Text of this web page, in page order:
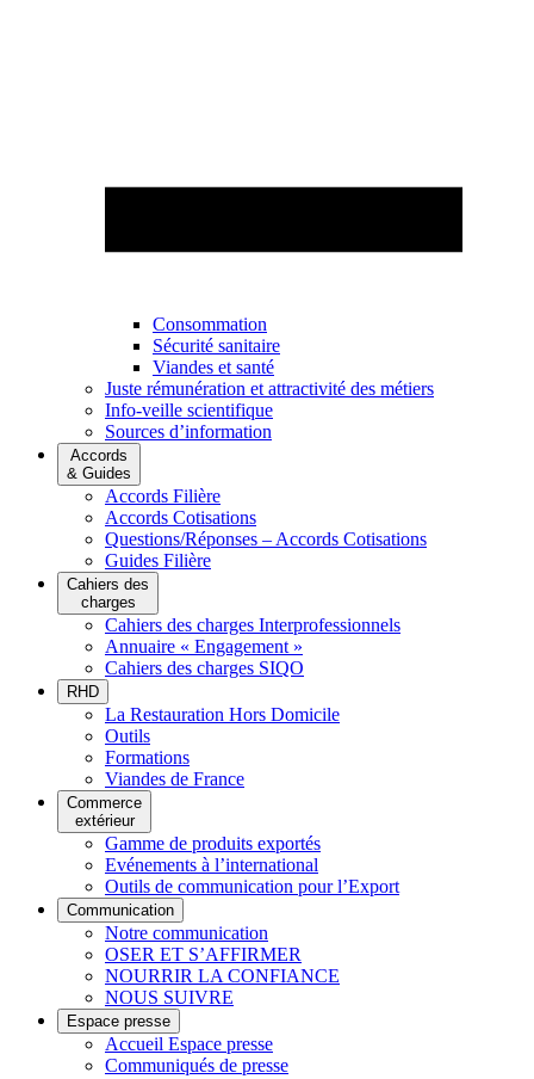
Consommation
Sécurité sanitaire
Viandes et santé
Juste rémunération et attractivité des métiers
Info-veille scientifique
Sources d’information
Accords
& Guides
Accords Filière
Accords Cotisations
Questions/Réponses – Accords Cotisations
Guides Filière
Cahiers des
charges
Cahiers des charges Interprofessionnels
Annuaire « Engagement »
Cahiers des charges SIQO
RHD
La Restauration Hors Domicile
Outils
Formations
Viandes de France
Commerce
extérieur
Gamme de produits exportés
Evénements à l’international
Outils de communication pour l’Export
Communication
Notre communication
OSER ET S’AFFIRMER
NOURRIR LA CONFIANCE
NOUS SUIVRE
Espace presse
Accueil Espace presse
Communiqués de presse